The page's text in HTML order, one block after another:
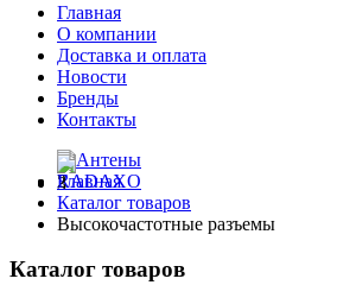
Главная
О компании
Доставка и оплата
Новости
Бренды
Контакты
Главная
Каталог товаров
Высокочастотные разъемы
Каталог товаров